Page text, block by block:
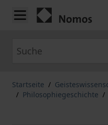
Zum Inhalt springen
Startseite /
/ Philosophiegeschichte /